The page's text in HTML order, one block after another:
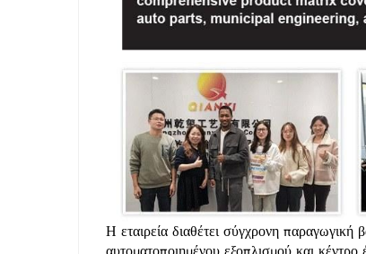
Η εταιρεία διαθέτει σύγχρονη